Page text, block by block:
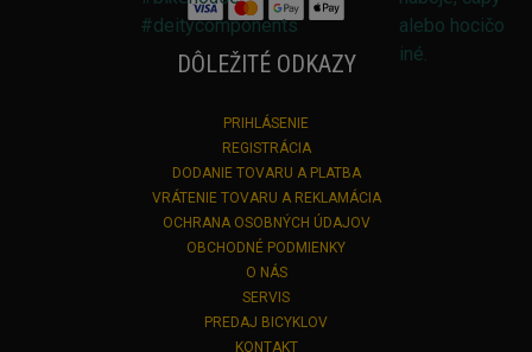
DÔLEŽITÉ ODKAZY
PRIHLÁSENIE
REGISTRÁCIA
DODANIE TOVARU A PLATBA
VRÁTENIE TOVARU A REKLAMÁCIA
OCHRANA OSOBNÝCH ÚDAJOV
OBCHODNÉ PODMIENKY
O NÁS
SERVIS
PREDAJ BICYKLOV
KONTAKT